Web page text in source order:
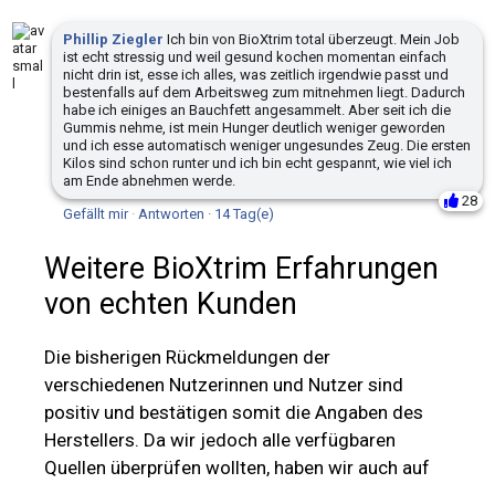
Phillip Ziegler Ich bin von BioXtrim total überzeugt. Mein Job
ist echt stressig und weil gesund kochen momentan einfach
nicht drin ist, esse ich alles, was zeitlich irgendwie passt und
bestenfalls auf dem Arbeitsweg zum mitnehmen liegt. Dadurch
habe ich einiges an Bauchfett angesammelt. Aber seit ich die
Gummis nehme, ist mein Hunger deutlich weniger geworden
und ich esse automatisch weniger ungesundes Zeug. Die ersten
Kilos sind schon runter und ich bin echt gespannt, wie viel ich
am Ende abnehmen werde.
28
Gefällt mir· Antworten · 14 Tag(e)
Weitere BioXtrim Erfahrungen
von echten Kunden
Die bisherigen Rückmeldungen der
verschiedenen Nutzerinnen und Nutzer sind
positiv und bestätigen somit die Angaben des
Herstellers. Da wir jedoch alle verfügbaren
Quellen überprüfen wollten, haben wir auch auf